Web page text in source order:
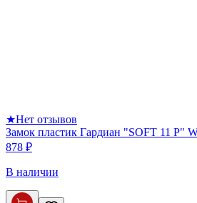
★Нет отзывов
Замок пластик Гардиан "SOFT 11 P"
878 ₽
В наличии